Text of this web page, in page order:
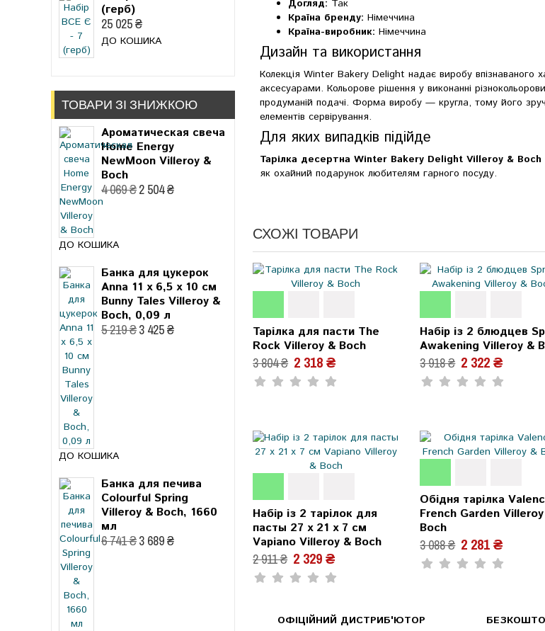
(герб)
25 025 ₴
ДО КОШИКА
ТОВАРИ ЗІ ЗНИЖКОЮ
Ароматическая свеча
Home Energy
NewMoon Villeroy &
Boch
4 069 ₴2 504 ₴
ДО КОШИКА
Банка для цукерок
Anna 11 x 6,5 x 10 см
Bunny Tales Villeroy &
Boch, 0,09 л
5 219 ₴3 425 ₴
ДО КОШИКА
Банка для печива
Colourful Spring
Villeroy & Boch, 1660
мл
6 741 ₴3 689 ₴
Догляд: Так
Країна бренду: Німеччина
Країна-виробник: Німеччина
Дизайн та використання
Колекція Winter Bakery Delight надає виробу впізнаваного
аксесуарами. Кольорове рішення у виконанні
продуманій подачі. Форма виробу — кругла, тому його
елементів сервірування.
Для яких випадків підійде
Тарілка десертна Winter Bakery Delight Villeroy & Boch
як охайний подарунок любителям гарного посуду.
СХОЖІ ТОВАРИ
Тарілка для пасти The
Rock Villeroy & Boch
3 804 ₴ 2 318 ₴
Набір із 2 блюдцев
Awakening Villeroy &
3 918 ₴ 2 322 ₴
Набір із 2 тарілок для
пасты 27 x 21 x 7 см
Vapiano Villeroy & Boch
2 911 ₴ 2 329 ₴
Обідня тарілка
French Garden
Boch
3 088 ₴ 2 281 ₴
ОФІЦІЙНИЙ ДИСТРИБ'ЮТОР